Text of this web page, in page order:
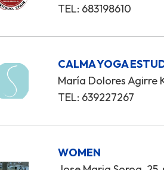
TEL: 683198610
CALMA YOGA
María Dolores Agirre
TEL: 639227267
WOMEN